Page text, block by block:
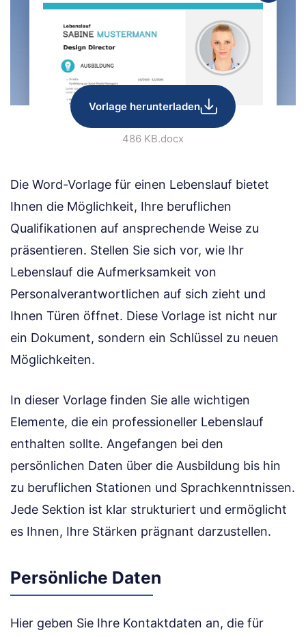
Vorlage herunterladen
486 KB.docx
Die Word-Vorlage für einen Lebenslauf bietet
Ihnen die Möglichkeit, Ihre beruflichen
Qualifikationen auf ansprechende Weise zu
präsentieren. Stellen Sie sich vor, wie Ihr
Lebenslauf die Aufmerksamkeit von
Personalverantwortlichen auf sich zieht und
Ihnen Türen öffnet. Diese Vorlage ist nicht nur
ein Dokument, sondern ein Schlüssel zu neuen
Möglichkeiten.
In dieser Vorlage finden Sie alle wichtigen
Elemente, die ein professioneller Lebenslauf
enthalten sollte. Angefangen bei den
persönlichen Daten über die Ausbildung bis hin
zu beruflichen Stationen und Sprachkenntnissen.
Jede Sektion ist klar strukturiert und ermöglicht
es Ihnen, Ihre Stärken prägnant darzustellen.
Persönliche Daten
Hier geben Sie Ihre Kontaktdaten an, die für